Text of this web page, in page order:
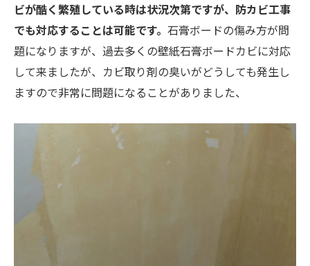
ビが酷く繁殖している時は状況次第ですが、防カビ工事
でも対応することは可能です。 石膏ボードの傷み方が問
題になりますが、過去多くの壁紙石膏ボードカビに対応
して来ましたが、カビ取り剤の臭いがどうしても発生し
ますので非常に問題になることがありました、